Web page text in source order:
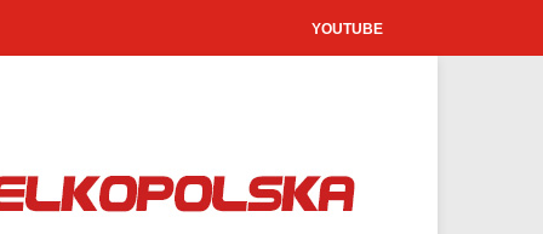
YOUTUBE